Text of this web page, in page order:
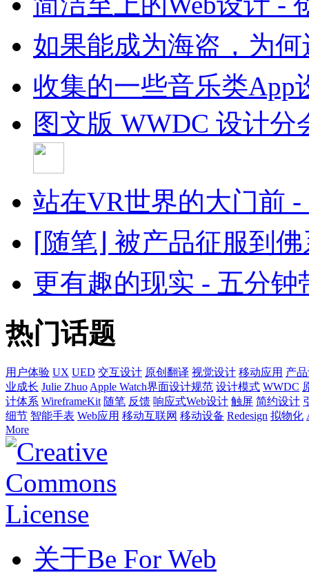
如果能成为海盗，为
收集的一些音乐类App
图文版 WWDC 设计分
站在VR世界的大门前
⌈随笔⌋ 被产品征服到
更有趣的现实 - 五分钟
热门话题
用户体验 UX UED 交互设计 原创翻译 视觉设计 移动应用 产
业成长 Julie Zhuo Apple Watch界面设计规范 设计模式 WWDC
计体系 WireframeKit 随笔 反馈 响应式Web设计 触屏 简约设计
细节 智能手表 Web应用 移动互联网 移动设备 Redesign 拟物化
More
关于Be For Web